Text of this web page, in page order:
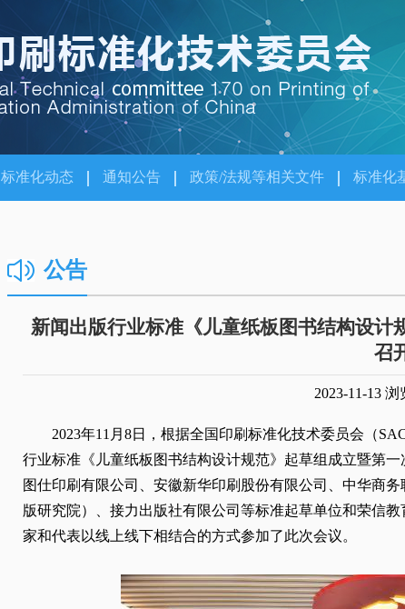
标准化动态 通知公告 政策/法规等相关文件 标准化
公告
新闻出版行业标准《儿童纸板图书结构设
召
2023-11-13 浏
2023年11月8日，根据全国印刷标准化技术委员会（
行业标准《儿童纸板图书结构设计规范》起草组成立暨第
图仕印刷有限公司、安徽新华印刷股份有限公司、中华商
版研究院）、接力出版社有限公司等标准起草单位和荣信
家和代表以线上线下相结合的方式参加了此次会议。